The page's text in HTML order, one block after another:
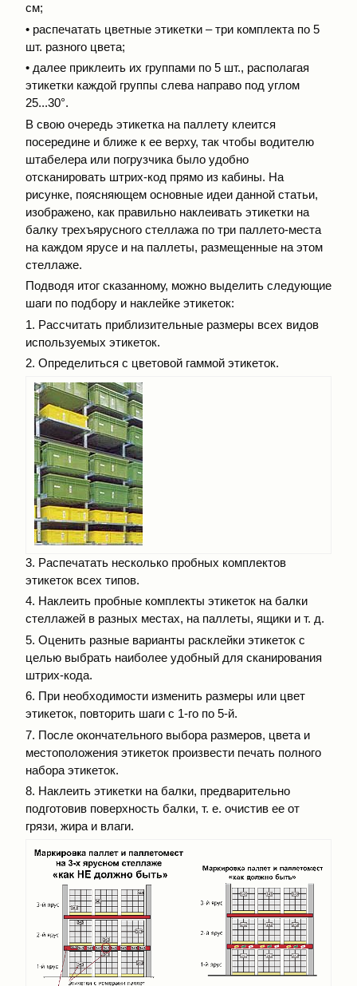
см;
• распечатать цветные этикетки – три комплекта по 5
шт. разного цвета;
• далее приклеить их группами по 5 шт., располагая
этикетки каждой группы слева направо под углом
25...30°.
В свою очередь этикетка на паллету клеится
посередине и ближе к ее верху, так чтобы водителю
штабелера или погрузчика было удобно
отсканировать штрих-код прямо из кабины. На
рисунке, поясняющем основные идеи данной статьи,
изображено, как правильно наклеивать этикетки на
балку трехъярусного стеллажа по три паллето-места
на каждом ярусе и на паллеты, размещенные на этом
стеллаже.
Подводя итог сказанному, можно выделить следующие
шаги по подбору и наклейке этикеток:
1. Рассчитать приблизительные размеры всех видов
используемых этикеток.
2. Определиться с цветовой гаммой этикеток.
3. Распечатать несколько пробных комплектов
этикеток всех типов.
4. Наклеить пробные комплекты этикеток на балки
стеллажей в разных местах, на паллеты, ящики и т. д.
5. Оценить разные варианты расклейки этикеток с
целью выбрать наиболее удобный для сканирования
штрих-кода.
6. При необходимости изменить размеры или цвет
этикеток, повторить шаги с 1-го по 5-й.
7. После окончательного выбора размеров, цвета и
местоположения этикеток произвести печать полного
набора этикеток.
8. Наклеить этикетки на балки, предварительно
подготовив поверхность балки, т. е. очистив ее от
грязи, жира и влаги.